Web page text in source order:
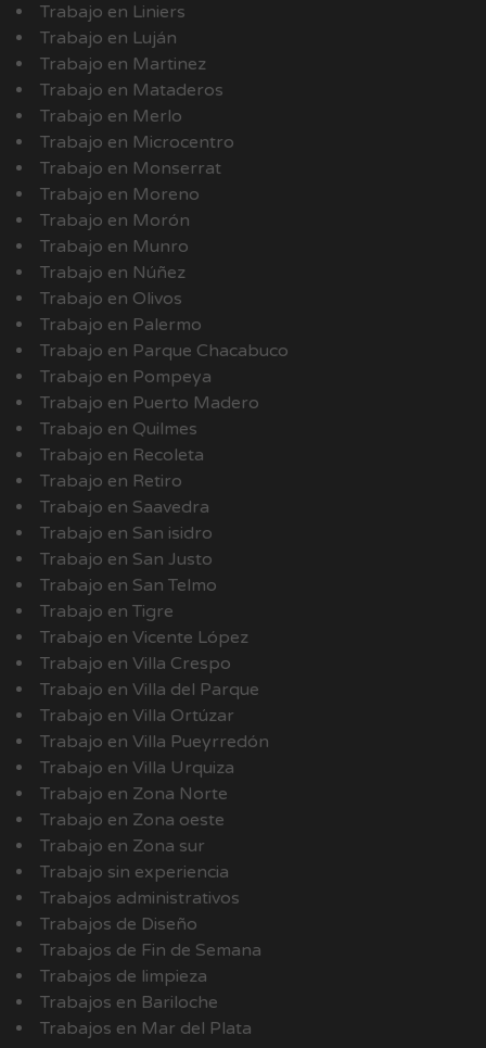
Trabajo en Liniers
Trabajo en Luján
Trabajo en Martinez
Trabajo en Mataderos
Trabajo en Merlo
Trabajo en Microcentro
Trabajo en Monserrat
Trabajo en Moreno
Trabajo en Morón
Trabajo en Munro
Trabajo en Núñez
Trabajo en Olivos
Trabajo en Palermo
Trabajo en Parque Chacabuco
Trabajo en Pompeya
Trabajo en Puerto Madero
Trabajo en Quilmes
Trabajo en Recoleta
Trabajo en Retiro
Trabajo en Saavedra
Trabajo en San isidro
Trabajo en San Justo
Trabajo en San Telmo
Trabajo en Tigre
Trabajo en Vicente López
Trabajo en Villa Crespo
Trabajo en Villa del Parque
Trabajo en Villa Ortúzar
Trabajo en Villa Pueyrredón
Trabajo en Villa Urquiza
Trabajo en Zona Norte
Trabajo en Zona oeste
Trabajo en Zona sur
Trabajo sin experiencia
Trabajos administrativos
Trabajos de Diseño
Trabajos de Fin de Semana
Trabajos de limpieza
Trabajos en Bariloche
Trabajos en Mar del Plata